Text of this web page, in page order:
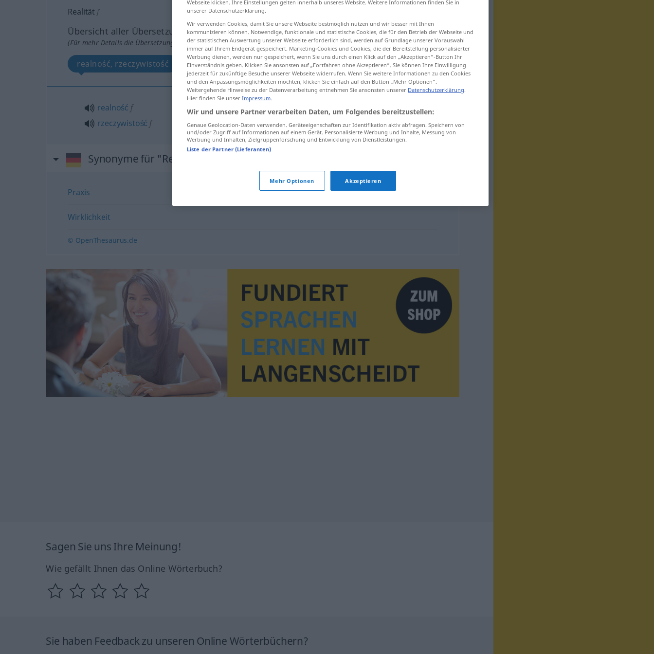
Realität f
Übersicht aller Übersetzungen
(Für mehr Details die Übersetzung anklicken/antippen)
realność, rzeczywistość
realność f
rzeczywistość f
Realität
Synonyme für "Realität"
Praxis
Wirklichkeit
© OpenThesaurus.de
Sagen Sie uns Ihre Meinung!
Wie gefällt Ihnen das Online Wörterbuch?
Sie haben Feedback zu unseren Online Wörterbüchern?
Webseite klicken. Ihre Einstellungen gelten innerhalb unseres Website. Weitere Informationen finden Sie in
unserer Datenschutzerklärung.
Wir verwenden Cookies, damit Sie unsere Webseite bestmöglich nutzen und wir besser mit Ihnen
kommunizieren können. Notwendige, funktionale und statistische Cookies, die für den Betrieb der Webseite und
der statistischen Auswertung unserer Webseite erforderlich sind, werden auf Grundlage unserer Vorauswahl
immer auf Ihrem Endgerät gespeichert. Marketing-Cookies und Cookies, die der Bereitstellung personalisierter
Werbung dienen, werden nur gespeichert, wenn Sie uns durch einen Klick auf den „Akzeptieren“-Button Ihr
Einverständnis geben. Klicken Sie ansonsten auf „Fortfahren ohne Akzeptieren“. Sie können Ihre Einwilligung
jederzeit für zukünftige Besuche unserer Webseite widerrufen. Wenn Sie weitere Informationen zu den Cookies
und den Anpassungsmöglichkeiten möchten, klicken Sie einfach auf den Button „Mehr Optionen“.
Weitergehende Hinweise zu der Datenverarbeitung entnehmen Sie ansonsten unserer Datenschutzerklärung.
Hier finden Sie unser Impressum.
Wir und unsere Partner verarbeiten Daten, um Folgendes bereitzustellen:
Genaue Geolocation-Daten verwenden. Geräteeigenschaften zur Identifikation aktiv abfragen. Speichern von
und/oder Zugriff auf Informationen auf einem Gerät. Personalisierte Werbung und Inhalte, Messung von
Werbung und Inhalten, Zielgruppenforschung und Entwicklung von Dienstleistungen.
Liste der Partner (Lieferanten)
Mehr Optionen Akzeptieren